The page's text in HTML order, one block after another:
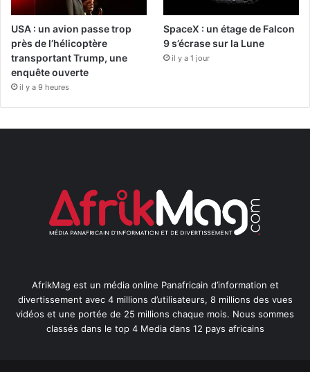
USA : un avion passe trop
près de l’hélicoptère
transportant Trump, une
enquête ouverte
il y a 9 heures
SpaceX : un étage de Falcon
9 s’écrase sur la Lune
il y a 1 jour
AfrikMag est un média online Panafricain d’information et
divertissement avec 4 millions d’utilisateurs, 8 millions des vues
vidéos et une portée de 25 millions chaque mois. Nous sommes
classés dans le top 4 Media dans 12 pays africains